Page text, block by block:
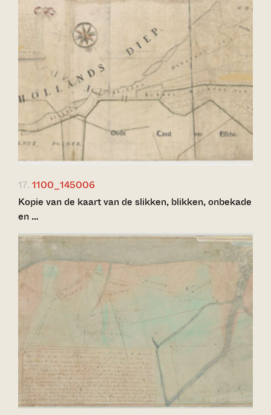
17. 1100_145006
Kopie van de kaart van de slikken, blikken, onbekade
en …